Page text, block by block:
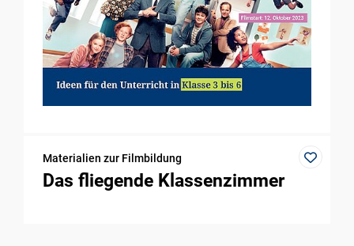
Materialien zur Filmbildung
Das fliegende Klassenzimmer